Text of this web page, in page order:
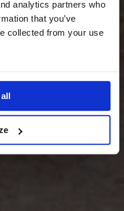
analytics partners who
that you’ve
collected from your use